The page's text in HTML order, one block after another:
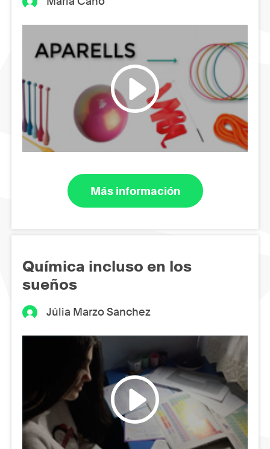
Más información
Química incluso en los
sueños
Júlia Marzo Sanchez